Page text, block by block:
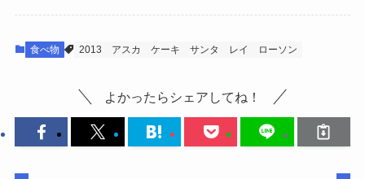
食べ物 2013 アスカ ケーキ サンタ レイ ローソン
よかったらシェアしてね！